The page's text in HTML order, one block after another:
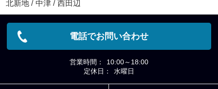
北新地 / 中津 / 西田辺
電話でお問い合わせ
営業時間：
10:00～18:00
定休日：
水曜日